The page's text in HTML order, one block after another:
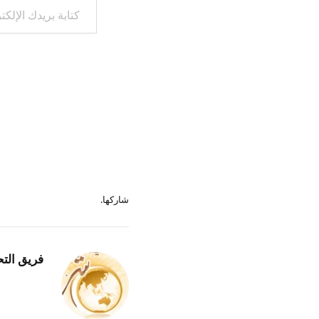
شاركها.
فريق